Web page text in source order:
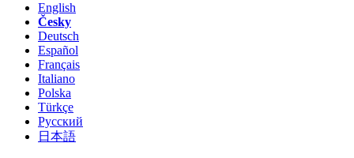
English
Česky
Deutsch
Español
Français
Italiano
Polska
Türkçe
Русский
日本語